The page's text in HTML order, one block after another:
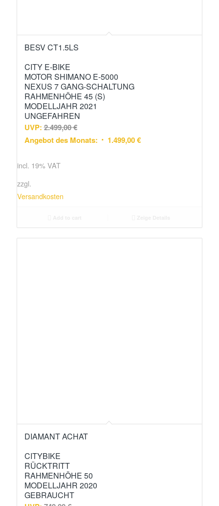
BESV CT1.5LS
CITY E-BIKE
MOTOR SHIMANO E-5000
NEXUS 7 GANG-SCHALTUNG
RAHMENHÖHE 45 (S)
MODELLJAHR 2021
UNGEFAHREN
UVP: 2.499,00€
Angebot des Monats:
1.499,00€
incl. 19% VAT
zzgl.
Versandkosten
DIAMANT ACHAT
CITYBIKE
RÜCKTRITT
RAHMENHÖHE 50
MODELLJAHR 2020
GEBRAUCHT